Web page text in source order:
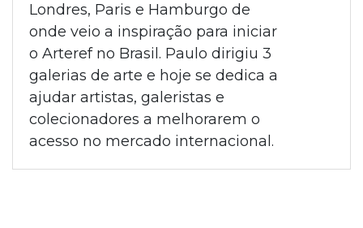
Londres, Paris e Hamburgo de
onde veio a inspiração para iniciar
o Arteref no Brasil. Paulo dirigiu 3
galerias de arte e hoje se dedica a
ajudar artistas, galeristas e
colecionadores a melhorarem o
acesso no mercado internacional.